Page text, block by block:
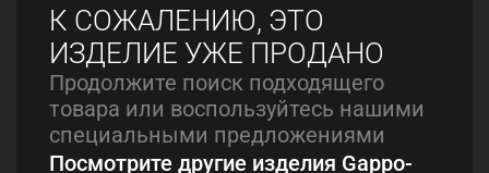
К СОЖАЛЕНИЮ, ЭТО
ИЗДЕЛИЕ УЖЕ ПРОДАНО
Продолжите поиск подходящего
товара или воспользуйтесь нашими
специальными предложениями
Посмотрите другие изделия Gappo-